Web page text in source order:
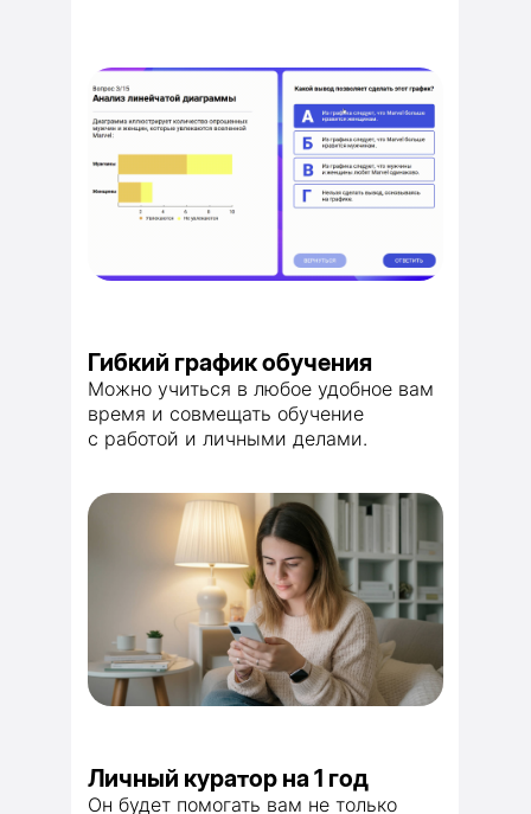
Гибкий график обучения
Можно учиться в любое удобное вам
время и совмещать обучение
с работой и личными делами.
Личный куратор на 1 год
Он будет помогать вам не только